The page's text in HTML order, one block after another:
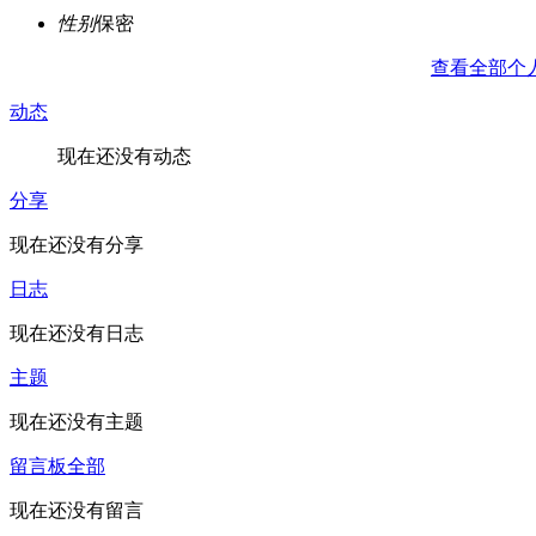
性别保密
查看全部个
动态
现在还没有动态
分享
现在还没有分享
日志
现在还没有日志
主题
现在还没有主题
留言板全部
现在还没有留言